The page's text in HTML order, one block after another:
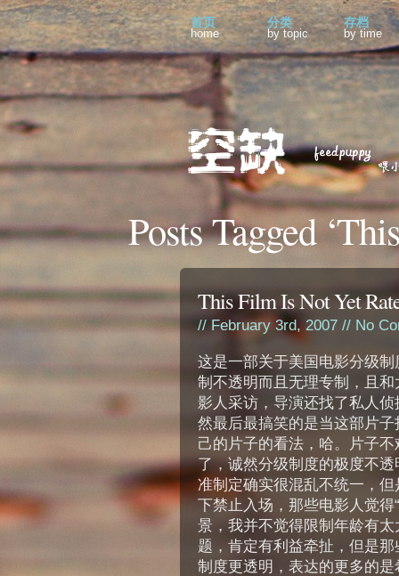
首页
home
分类
by topic
存档
by time
Posts Tagged
This Film Is Not Yet
// February 3rd, 2007 // No
这是一部关于美国电影分级
制不透明而且无理专制，且
影人采访，导演还找了私人
然最后最搞笑的是当这部片
己的片子的看法，哈。片子
了，诚然分级制度的极度不
准制定确实很混乱不统一，
下禁止入场，那些电影人觉
景，我并不觉得限制年龄有
题，肯定有利益牵扯，但是
制度更透明，表达的更多的